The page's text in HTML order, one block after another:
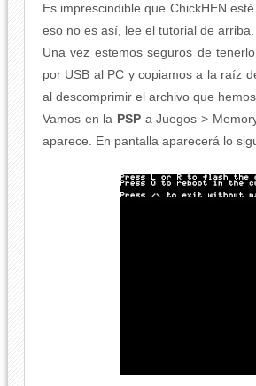
Es imprescindible que ChickHEN
eso no es así, lee el tutorial de arriba.
Una vez estemos seguros de
por USB al PC y copiamos a la raíz
al descomprimir el archivo que
Vamos en la PSP a Juegos >
aparece. En pantalla aparecerá lo